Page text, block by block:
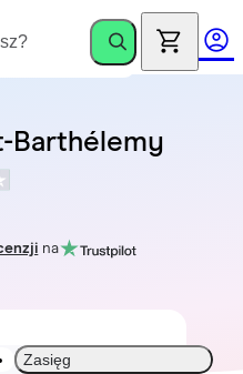
Barthélemy
na
Zasięg